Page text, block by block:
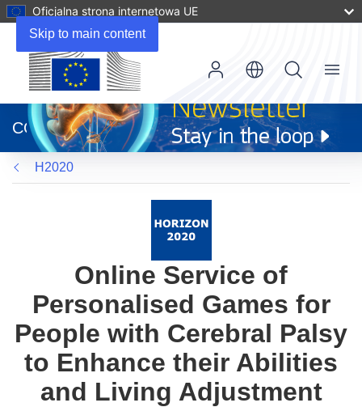
Skip to main content
Oficjalna strona internetowa UE
otworzy
się
w
nowym
oknie)
CORDIS
Menu
H2020
Online Service of
Personalised Games for
People with Cerebral Palsy
to Enhance their Abilities
and Living Adjustment